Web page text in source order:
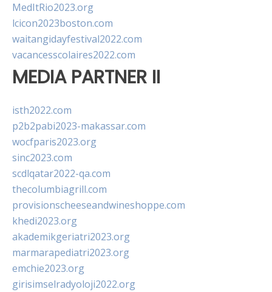
MedItRio2023.org
lcicon2023boston.com
waitangidayfestival2022.com
vacancesscolaires2022.com
MEDIA PARTNER II
isth2022.com
p2b2pabi2023-makassar.com
wocfparis2023.org
sinc2023.com
scdlqatar2022-qa.com
thecolumbiagrill.com
provisionscheeseandwineshoppe.com
khedi2023.org
akademikgeriatri2023.org
marmarapediatri2023.org
emchie2023.org
girisimselradyoloji2022.org